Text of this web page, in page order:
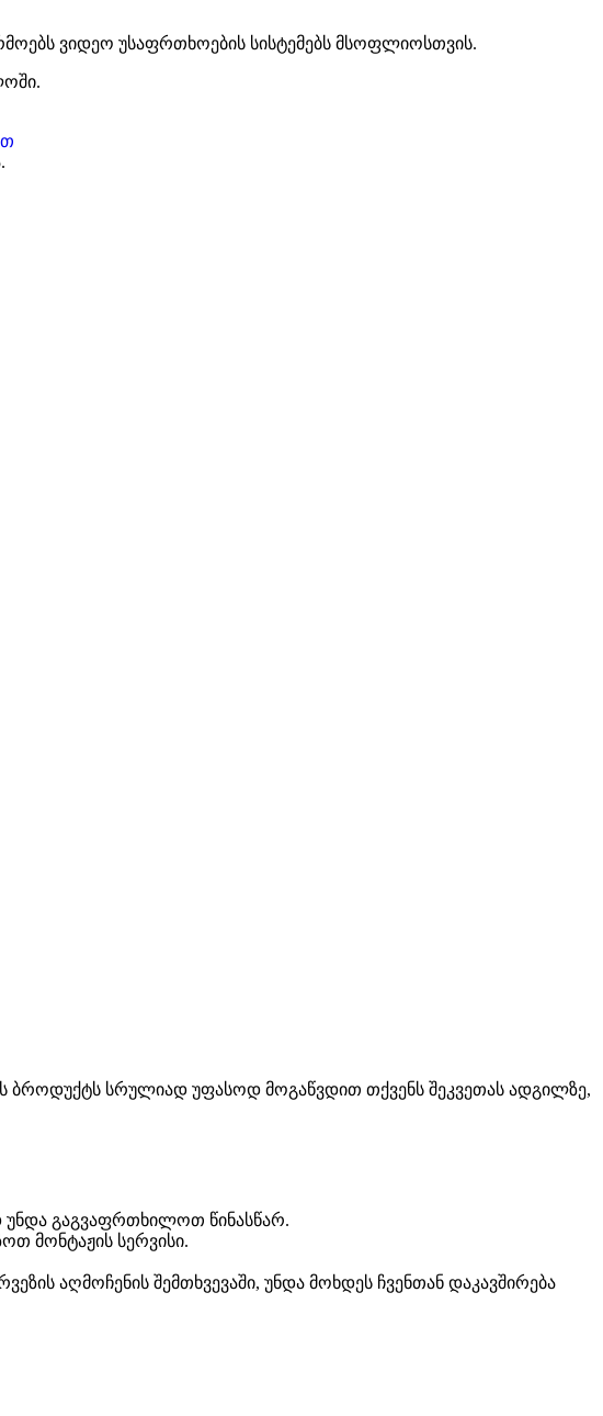
ვიდეო უსაფრთხოების სისტემებს მსოფლიოსთვის.
ბროდუქტს სრულიად უფასოდ მოგაწვდით თქვენს შეკვეთას ადგილზე,
უნდა გაგვაფრთხილოთ წინასწარ.
მონტაჟის სერვისი.
აღმოჩენის შემთხვევაში, უნდა მოხდეს ჩვენთან დაკავშირება